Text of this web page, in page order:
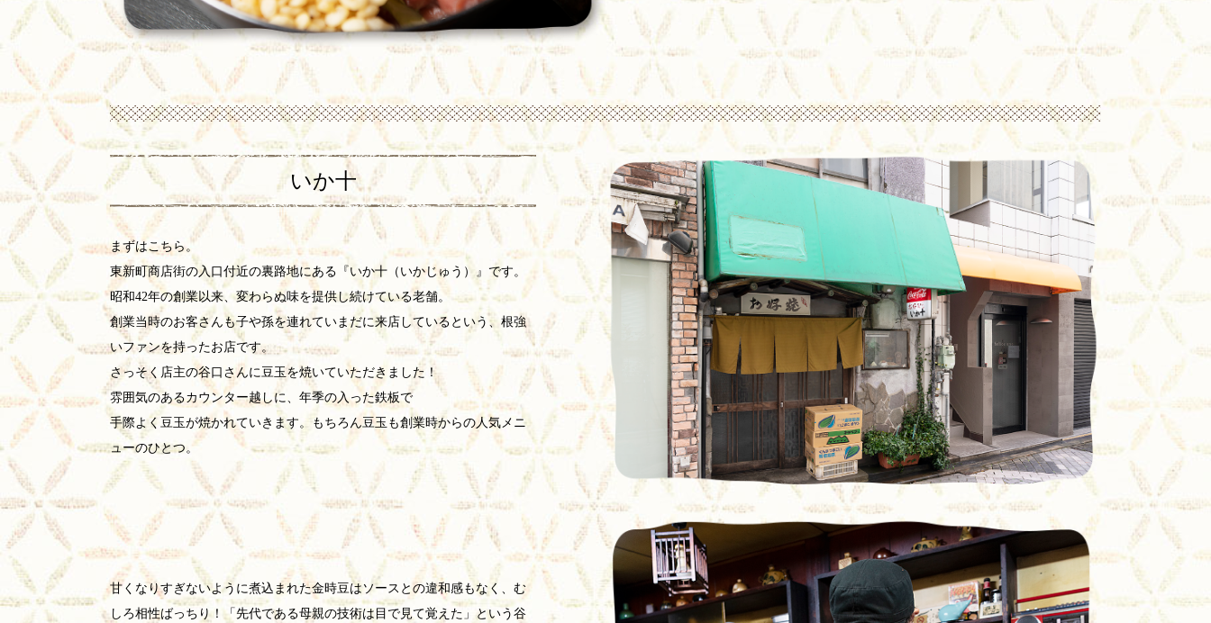
いか十
まずはこちら。
東新町商店街の入口付近の裏路地にある『いか十（いかじゅう）』です。
昭和42年の創業以来、変わらぬ味を提供し続けている老舗。
創業当時のお客さんも子や孫を連れていまだに来店しているという、根強
いファンを持ったお店です。
さっそく店主の谷口さんに豆玉を焼いていただきました！
雰囲気のあるカウンター越しに、年季の入った鉄板で
手際よく豆玉が焼かれていきます。もちろん豆玉も創業時からの人気メニ
ューのひとつ。
甘くなりすぎないように煮込まれた金時豆はソースとの違和感もなく、む
しろ相性ばっちり！「先代である母親の技術は目で見て覚えた」という谷